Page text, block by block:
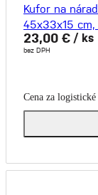
Kufor na
45x33x15
23,00 € / ks
bez DPH
Cena za logistické